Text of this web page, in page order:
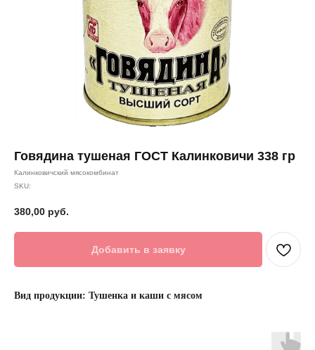
Говядина тушеная ГОСТ Калинковичи 338 гр
Калинковичский мясокомбинат
SKU:
380,00 руб.
Добавить в заявку
Вид продукции: Тушенка и каши с мясом